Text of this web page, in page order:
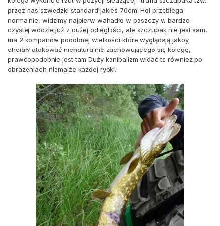
przez nas szwedzki standard jakieś 70cm. Hol przebiega
normalnie, widzimy najpierw wahadło w paszczy w bardzo
czystej wodzie już z dużej odległości, ale szczupak nie jest sam,
ma 2 kompanów podobnej wielkości które wyglądają jakby
chciały atakować nienaturalnie zachowującego się kolegę,
prawdopodobnie jest tam Duży kanibalizm widać to również po
obrażeniach niemalże każdej rybki.